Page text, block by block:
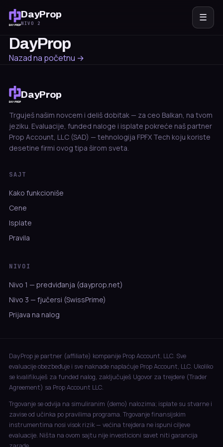
DayProp
NIVO 2
☰
DayProp
Nazad na početnu →
DayProp
Trguješ našim novcem i deliš dobitak — za ceo Balkan, na tvom
jeziku. Evaluacije, funded naloge i isplate pokreće naš partner
Prop Account, LLC (SAD) — tehnologija FPFX Tech koju koriste
desetine firmi ovog tipa širom sveta.
SAJT
Kako funkcioniše
Cene
Isplate
Pravila
NIVOI
Nivo 1 — predviđanja (dayprop.net)
Nivo 3 — fjučersi (SwissPrime)
Prijava na nalog
DayProp je partner (affiliate) kompanije Prop Account, LLC. Sve
evaluacije obezbeđuje i sve naknade naplaćuje Prop Account, LLC. Ukoliko
se kvalifikuješ za funded nalog, zaključuješ Ugovor za trejdere (Trader
Agreement) sa Prop Account LLC.
Trgovanje se odvija na simuliranim (demo) nalozima; isplate su stvarne i
zavise od učinka po pravilima programa. Trgovanje finansijskim
instrumentima nosi visok rizik — većina trejdera ne ispuni ciljeve
evaluacije. Ništa na ovom sajtu nije investicioni savet niti garancija